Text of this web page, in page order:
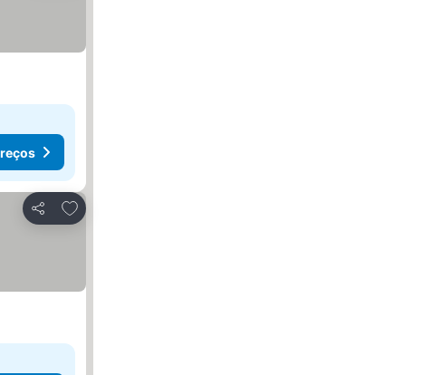
Partilhar
Adicionar aos favoritos